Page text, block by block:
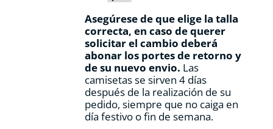
Asegúrese de que elige la talla
correcta, en caso de querer
solicitar el cambio deberá
abonar los portes de retorno y
de su nuevo envio. Las
camisetas se sirven 4 días
después de la realización de su
pedido, siempre que no caiga en
día festivo o fin de semana.